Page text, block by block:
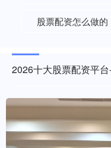
股票配资怎么做的
2026十大股票配资平